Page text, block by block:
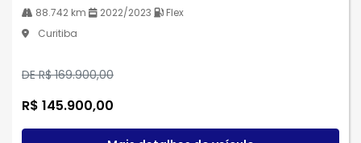
88.742 km 2022/2023
Flex
Curitiba
DE R$ 169.900,00
R$ 145.900,00